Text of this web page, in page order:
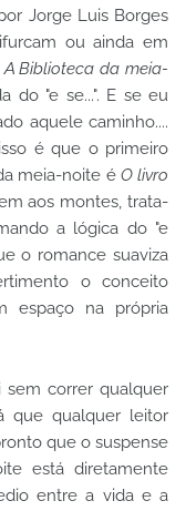
Jorge Luis Borges
ou ainda em
A Biblioteca da meia-
do "e se...". E se eu
aquele caminho....
é que o primeiro
meia-noite é O livro
aos montes, trata-
a lógica do "e
o romance suaviza
o conceito
espaço na própria
correr qualquer
que qualquer leitor
que o suspense
está diretamente
entre a vida e a